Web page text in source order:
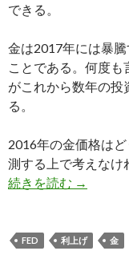
できる。
金は2017年には暴
ことである。何度
がこれから数年の投
る。
2016年の金価格は
測する上で考えなけ
続きを読む 2016年
→
FED 利上げ 金